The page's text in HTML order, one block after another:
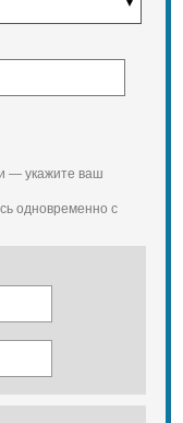
— укажите ваш
одновременно с